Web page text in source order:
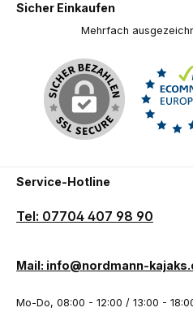
Sicher Einkaufen
Mehrfach
Service-Hotline
Tel: 07704 407 98 90
Mail: info@nordmann-
Mo-Do, 08:00 - 12:00 / 13:00 -